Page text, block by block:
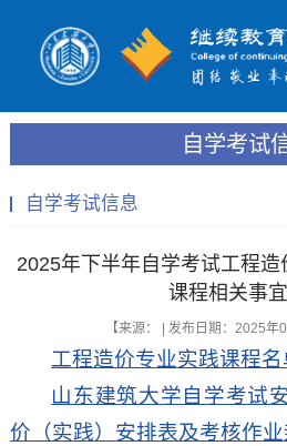
自学考试
自学考试信息
2025年下半年自学考试工程
课程相关事
【来源： | 发布日期：2025年
工程造价专业实践课程
山东建筑大学自学考试
价（实践）安排表及考核作